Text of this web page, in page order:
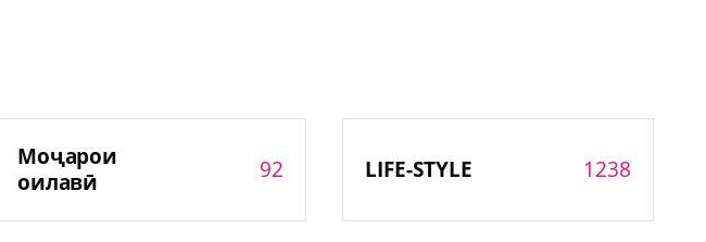
Моҷарои
оилавӣ
92 LIFE-STYLE 1238